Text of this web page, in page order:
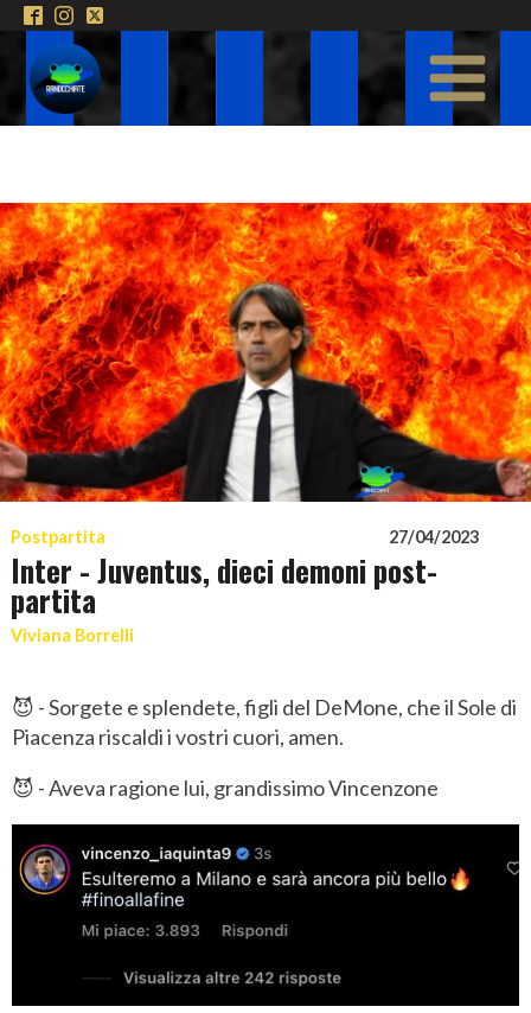
Postpartita 27/04/2023
Inter - Juventus, dieci demoni post-
partita
Viviana Borrelli
😈 - Sorgete e splendete, figli del DeMone, che il Sole di
Piacenza riscaldi i vostri cuori, amen.
😈 - Aveva ragione lui, grandissimo Vincenzone